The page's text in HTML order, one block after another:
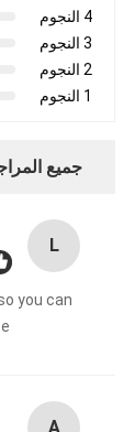
4 النجوم
3 النجوم
2 النجوم
1 النجوم
جميع
L
you can
A